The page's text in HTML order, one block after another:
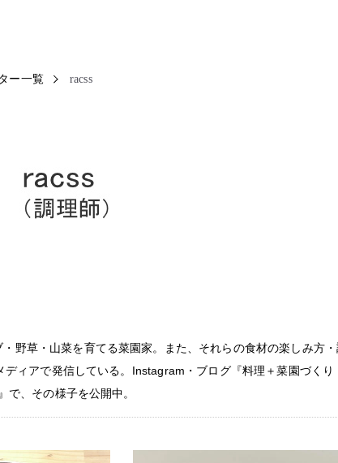
ー一覧 racss
野草・山菜を育てる菜園家。また、それらの食材の楽しみ方
ディアで発信している。Instagram・ブログ『料理＋菜園づく
で、その様子を公開中。